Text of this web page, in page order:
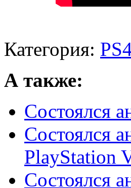
Категория:
А также:
Состоялся
Состоялся
PlayStation
Состоялся